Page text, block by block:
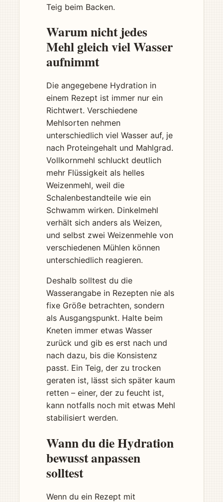
Teig beim Backen.
Warum nicht jedes
Mehl gleich viel Wasser
aufnimmt
Die angegebene Hydration in
einem Rezept ist immer nur ein
Richtwert. Verschiedene
Mehlsorten nehmen
unterschiedlich viel Wasser auf, je
nach Proteingehalt und Mahlgrad.
Vollkornmehl schluckt deutlich
mehr Flüssigkeit als helles
Weizenmehl, weil die
Schalenbestandteile wie ein
Schwamm wirken. Dinkelmehl
verhält sich anders als Weizen,
und selbst zwei Weizenmehle von
verschiedenen Mühlen können
unterschiedlich reagieren.
Deshalb solltest du die
Wasserangabe in Rezepten nie als
fixe Größe betrachten, sondern
als Ausgangspunkt. Halte beim
Kneten immer etwas Wasser
zurück und gib es erst nach und
nach dazu, bis die Konsistenz
passt. Ein Teig, der zu trocken
geraten ist, lässt sich später kaum
retten – einer, der zu feucht ist,
kann notfalls noch mit etwas Mehl
stabilisiert werden.
Wann du die Hydration
bewusst anpassen
solltest
Wenn du ein Rezept mit